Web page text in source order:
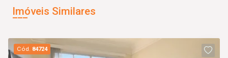
Imóveis Similares
Cód. 84724